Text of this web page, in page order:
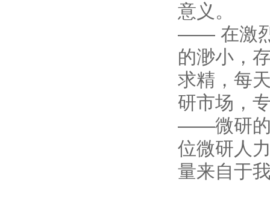
意义。
—— 在激烈
的渺小，
求精，每
研市场，
——微研的
位微研人
量来自于